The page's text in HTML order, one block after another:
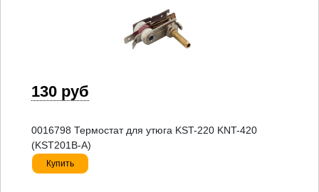
130 руб
0016798 Термостат для утюга KST-220 KNT-420
(KST201B-A)
Купить